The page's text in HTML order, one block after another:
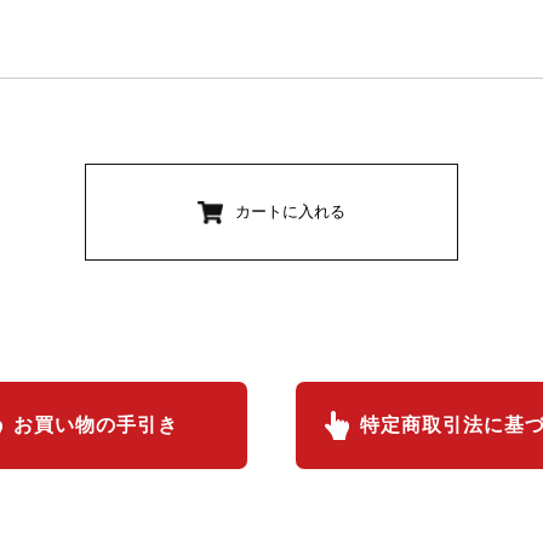
カートに入れる
お買い物の手引き 特定商取引法に基